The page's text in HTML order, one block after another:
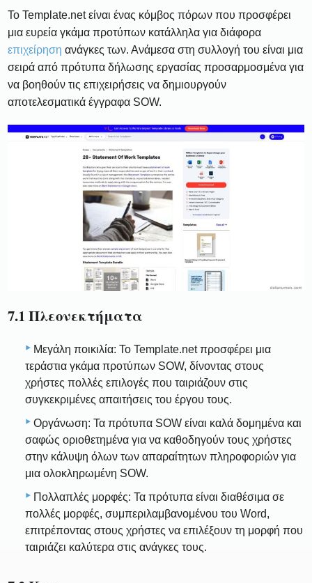
Το Template.net είναι ένας κόμβος πόρων που προσφέρει
μια ευρεία γκάμα προτύπων κατάλληλα για διάφορα
επιχείρηση ανάγκες των. Ανάμεσα στη συλλογή του είναι μια
σειρά από πρότυπα δήλωσης εργασίας προσαρμοσμένα για
να βοηθούν τις επιχειρήσεις να δημιουργούν
αποτελεσματικά έγγραφα SOW.
7.1 Πλεονεκτήματα
Μεγάλη ποικιλία: Το Template.net προσφέρει μια
τεράστια γκάμα προτύπων SOW, δίνοντας στους
χρήστες πολλές επιλογές που ταιριάζουν στις
συγκεκριμένες απαιτήσεις του έργου τους.
Οργάνωση: Τα πρότυπα SOW είναι καλά δομημένα και
σαφώς οριοθετημένα για να καθοδηγούν τους χρήστες
στην κάλυψη όλων των απαραίτητων πληροφοριών για
μια ολοκληρωμένη SOW.
Πολλαπλές μορφές: Τα πρότυπα είναι διαθέσιμα σε
πολλές μορφές, συμπεριλαμβανομένου του Word,
επιτρέποντας στους χρήστες να επιλέξουν τη μορφή που
ταιριάζει καλύτερα στις ανάγκες τους.